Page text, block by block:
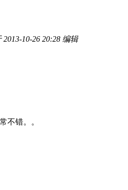
2013-10-26 20:28 编辑
不错。。